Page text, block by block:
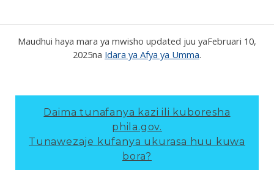
Maudhui haya mara ya mwisho updated juu yaFebruari 10,
2025na Idara ya Afya ya Umma.
Daima tunafanya kazi ili kuboresha
phila.gov.
Tunawezaje kufanya ukurasa huu kuwa
bora?